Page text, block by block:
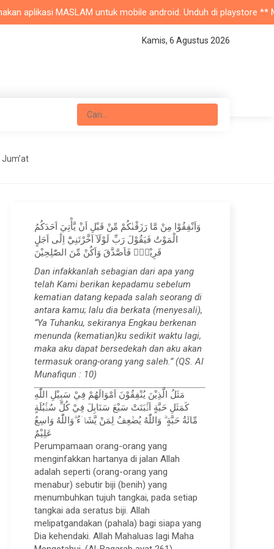
MASLAM untuk mobile android. Unduh di playstore **
Kamis, 6 Agustus 2026
وَاَنْفِقُوْا مِنْ مَّا رَزَقْنٰكُمْ مِّنْ قَبْلِ اَنْ يَّأْتِيَ اَحَدَكُمُ
الْمَوْتُ فَيَقُوْلَ رَبِّ لَوْلَآ اَخَّرْتَنِيْٓ اِلٰٓى اَجَلٍ
قَرِيْبٍۚ فَاَصَّدَّقَ وَاَكُنْ مِّنَ الصّٰلِحِيْنَ
Dan infakkanlah sebagian dari apa yang
telah Kami berikan kepadamu sebelum
kematian datang kepada salah seorang di
antara kamu; lalu dia berkata (menyesali),
“Ya Tuhanku, sekiranya Engkau berkenan
menunda (kematian)ku sedikit waktu lagi,
maka aku dapat bersedekah dan aku akan
termasuk orang-orang yang saleh.” (QS. Al
Munafiqun : 10)
مَثَلُ الَّذِيْنَ يُنْفِقُوْنَ اَمْوَالَهُمْ فِيْ سَبِيْلِ اللّٰهِ
كَمَثَلِ حَبَّةٍ اَنْۢبَتَتْ سَبْعَ سَنَابِلَ فِيْ كُلِّ سُنْۢبُلَةٍ
مِّائَةُ حَبَّةٍ ۗ وَاللّٰهُ يُضٰعِفُ لِمَنْ يَّشَاۤءُ ۗوَاللّٰهُ وَاسِعٌ
عَلِيْمٌ
Perumpamaan orang-orang yang
menginfakkan hartanya di jalan Allah
adalah seperti (orang-orang yang
menabur) sebutir biji (benih) yang
menumbuhkan tujuh tangkai, pada setiap
tangkai ada seratus biji. Allah
melipatgandakan (pahala) bagi siapa yang
Dia kehendaki. Allah Mahaluas lagi Maha